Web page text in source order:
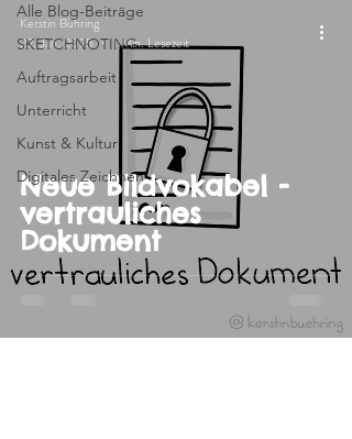
Alle Blog-Beiträge
SKETCHNOTING
Auftragsarbeit
Unterricht
Kunst & Kultur
Digitales Zeichnen
Neue Bildvokabel -
vertrauliches
Dokument
Kerstin Bühring
22. Jan. 2025
1 Min. Lesezeit